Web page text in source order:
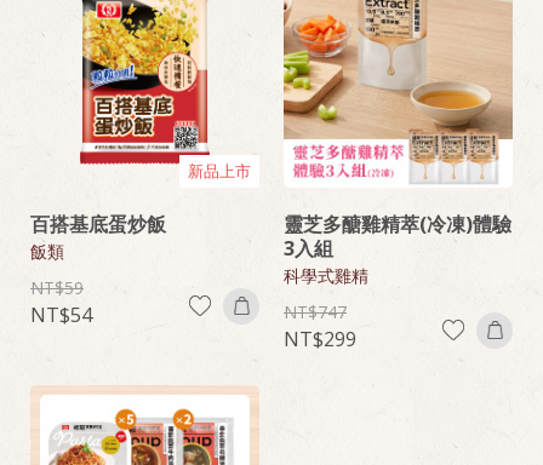
新品上市
百搭基底蛋炒飯
飯類
59
54
靈芝多醣雞精萃(冷凍)體驗
3入組
科學式雞精
747
299